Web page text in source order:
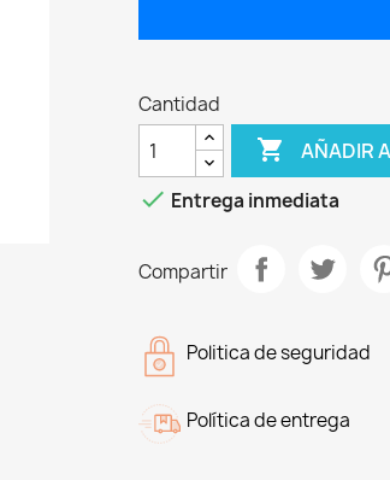
Cantidad
 AÑADIR
 Entrega inmediata
Compartir
Politica de seguridad
Política de entrega